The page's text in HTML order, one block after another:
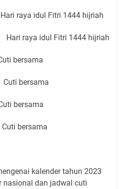
raya idul Fitri 1444 hijriah
raya idul Fitri 1444 hijriah
bersama
bersama
bersama
bersama
kalender tahun 2023
nasional dan jadwal cuti